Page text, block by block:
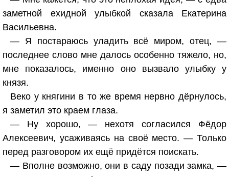
заметной ехидной улыбкой сказала Екатерина
Васильевна.
— Я постараюсь уладить всё миром, отец, —
последнее слово мне далось особенно тяжело, но,
мне показалось, именно оно вызвало улыбку у
князя.
Веко у княгини в то же время нервно дёрнулось,
я заметил это краем глаза.
— Ну хорошо, — нехотя согласился Фёдор
Алексеевич, усаживаясь на своё место. — Только
перед разговором их ещё придётся поискать.
— Вполне возможно, они в саду позади замка, —